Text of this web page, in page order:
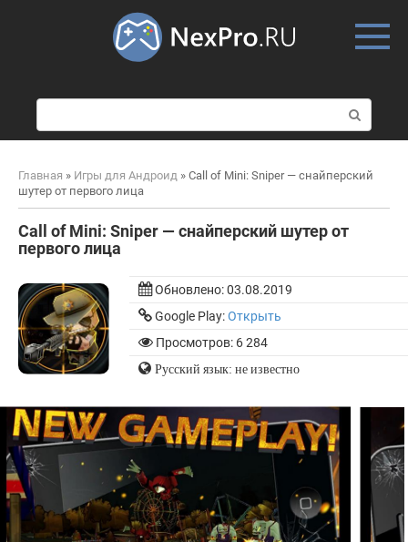
о
и
к
Главная » Игры для Андроид » Call of Mini: Sniper — снайперский
шутер от первого лица
Call of Mini: Sniper — снайперский шутер от
первого лица
Обновлено:03.08.2019
Google Play:Открыть
Просмотров: 6 284
Русский язык: не известно